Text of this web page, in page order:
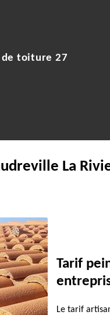
toiture 27
La
Tarif
Le tarif